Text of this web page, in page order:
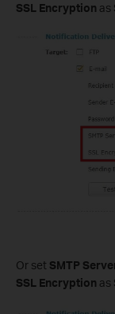
SSL Encryption as
Or set SMTP
SSL Encryption as